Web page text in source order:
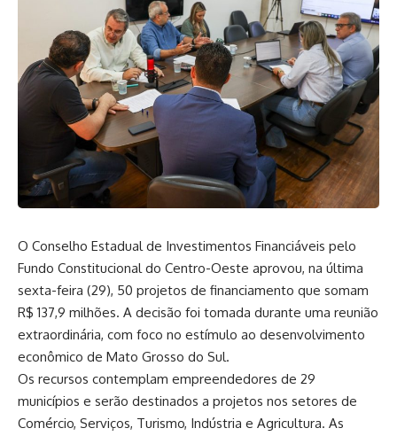
O Conselho Estadual de Investimentos Financiáveis pelo
Fundo Constitucional do Centro-Oeste aprovou, na última
sexta-feira (29), 50 projetos de financiamento que somam
R$ 137,9 milhões. A decisão foi tomada durante uma reunião
extraordinária, com foco no estímulo ao desenvolvimento
econômico de Mato Grosso do Sul.
Os recursos contemplam empreendedores de 29
municípios e serão destinados a projetos nos setores de
Comércio, Serviços, Turismo, Indústria e Agricultura. As